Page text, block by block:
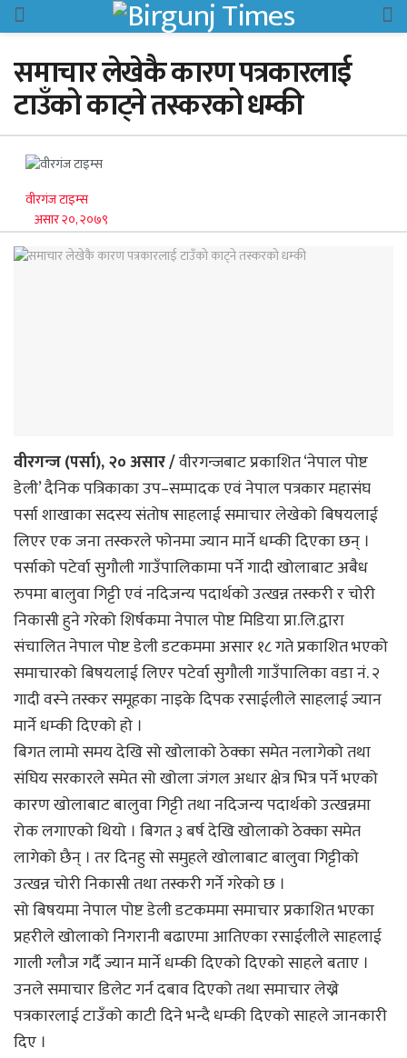
समाचार लेखेकै कारण पत्रकारलाई
टाउँको काट्ने तस्करको धम्की
वीरगंज टाइम्स
असार २०, २०७९
वीरगन्ज (पर्सा), २० असार /वीरगन्जबाट प्रकाशित ‘नेपाल पोष्ट
डेली’ दैनिक पत्रिकाका उप–सम्पादक एवं नेपाल पत्रकार महासंघ
पर्सा शाखाका सदस्य संतोष साहलाई समाचार लेखेको बिषयलाई
लिएर एक जना तस्करले फोनमा ज्यान मार्ने धम्की दिएका छन् ।
पर्साको पटेर्वा सुगौली गाउँपालिकामा पर्ने गादी खोलाबाट अबैध
रुपमा बालुवा गिट्टी एवं नदिजन्य पदार्थको उत्खन्न तस्करी र चोरी
निकासी हुने गरेको शिर्षकमा नेपाल पोष्ट मिडिया प्रा.लि.द्वारा
संचालित नेपाल पोष्ट डेली डटकममा असार १८ गते प्रकाशित भएको
समाचारको बिषयलाई लिएर पटेर्वा सुगौली गाउँपालिका वडा नं. २
गादी वस्ने तस्कर समूहका नाइके दिपक रसाईलीले साहलाई ज्यान
मार्ने धम्की दिएको हो ।
बिगत लामो समय देखि सो खोलाको ठेक्का समेत नलागेको तथा
संघिय सरकारले समेत सो खोला जंगल अधार क्षेत्र भित्र पर्ने भएको
कारण खोलाबाट बालुवा गिट्टी तथा नदिजन्य पदार्थको उत्खन्नमा
रोक लगाएको थियो । बिगत ३ बर्ष देखि खोलाको ठेक्का समेत
लागेको छैन् । तर दिनहु सो समुहले खोलाबाट बालुवा गिट्टीको
उत्खन्न चोरी निकासी तथा तस्करी गर्ने गरेको छ ।
सो बिषयमा नेपाल पोष्ट डेली डटकममा समाचार प्रकाशित भएका
प्रहरीले खोलाको निगरानी बढाएमा आतिएका रसाईलीले साहलाई
गाली ग्लौज गर्दै ज्यान मार्ने धम्की दिएको दिएको साहले बताए ।
उनले समाचार डिलेट गर्न दबाव दिएको तथा समाचार लेख्ने
पत्रकारलाई टाउँको काटी दिने भन्दै धम्की दिएको साहले जानकारी
दिए ।